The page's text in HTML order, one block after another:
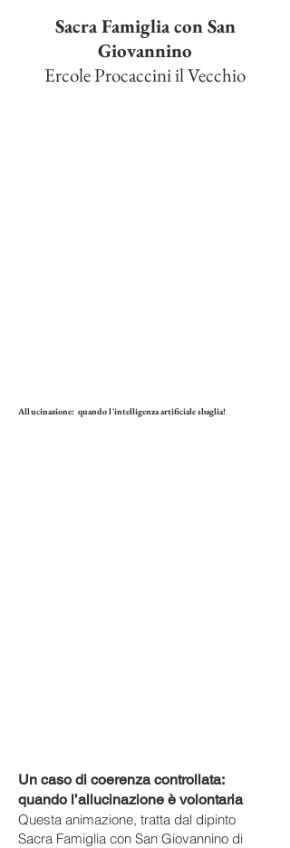
Sacra Famiglia con San
Giovannino
Ercole Procaccini il Vecchio
Allucinazione: quando l'intelligenza artificiale sbaglia!
Un caso di coerenza controllata:
quando l’allucinazione è volontaria
Questa animazione, tratta dal dipinto
Sacra Famiglia con San Giovannino di